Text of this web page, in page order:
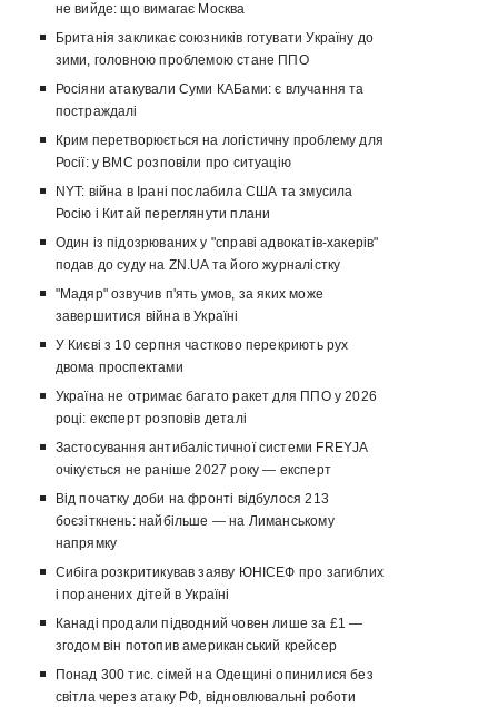
не вийде: що вимагає Москва
Британія закликає союзників готувати Україну до
зими, головною проблемою стане ППО
Росіяни атакували Суми КАБами: є влучання та
постраждалі
Крим перетворюється на логістичну проблему для
Росії: у ВМС розповіли про ситуацію
NYT: війна в Ірані послабила США та змусила
Росію і Китай переглянути плани
Один із підозрюваних у "справі адвокатів-хакерів"
подав до суду на ZN.UA та його журналістку
"Мадяр" озвучив п'ять умов, за яких може
завершитися війна в Україні
У Києві з 10 серпня частково перекриють рух
двома проспектами
Україна не отримає багато ракет для ППО у 2026
році: експерт розповів деталі
Застосування антибалістичної системи FREYJA
очікується не раніше 2027 року — експерт
Від початку доби на фронті відбулося 213
боєзіткнень: найбільше — на Лиманському
напрямку
Сибіга розкритикував заяву ЮНІСЕФ про загиблих
і поранених дітей в Україні
Канаді продали підводний човен лише за £1 —
згодом він потопив американський крейсер
Понад 300 тис. сімей на Одещині опинилися без
світла через атаку РФ, відновлювальні роботи